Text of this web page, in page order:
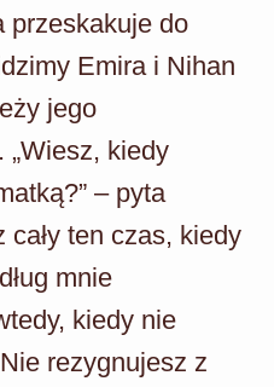
do
Emira i Nihan
jego
„Wiesz, kiedy
– pyta
cały ten czas, kiedy
mnie
kiedy nie
rezygnujesz z